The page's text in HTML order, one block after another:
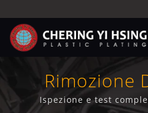
Rimozione
Ispezione e test